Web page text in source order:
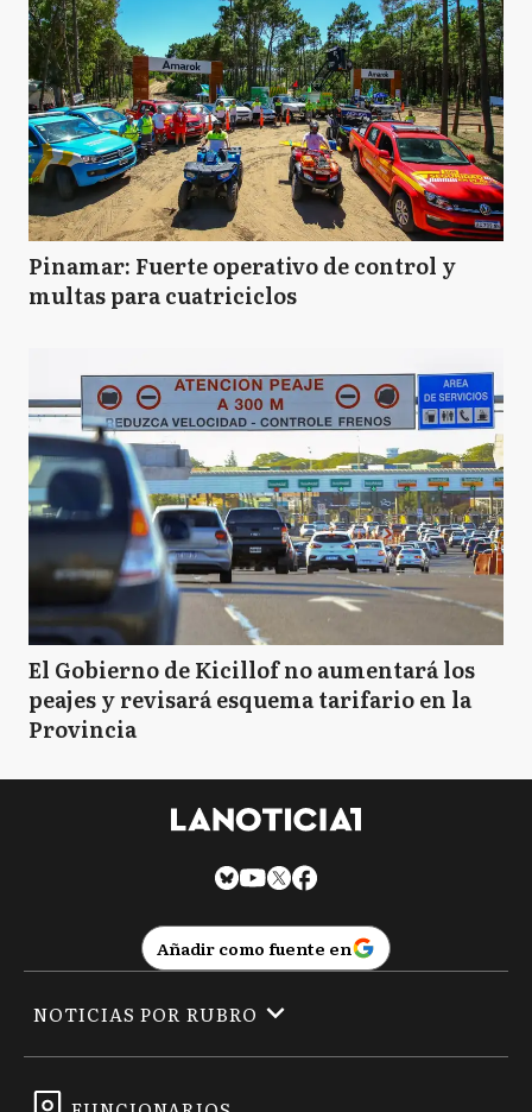
Pinamar: Fuerte operativo de control y
multas para cuatriciclos
El Gobierno de Kicillof no aumentará los
peajes y revisará esquema tarifario en la
Provincia
Añadir como fuente en
NOTICIAS POR RUBRO